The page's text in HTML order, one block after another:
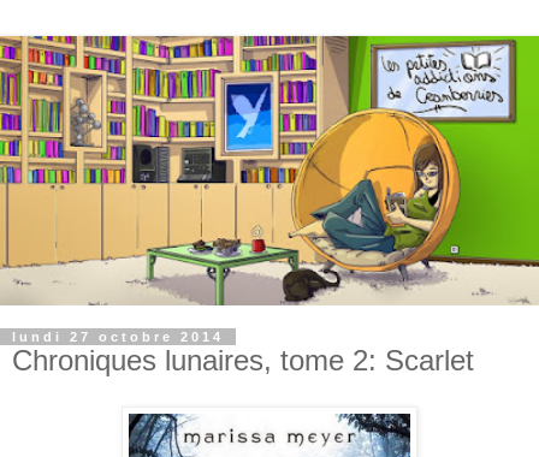
lundi 27 octobre 2014
Chroniques lunaires, tome 2: Scarlet